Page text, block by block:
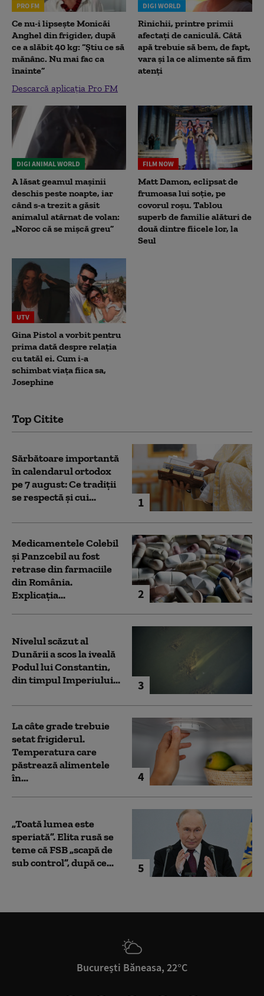
PRO FM
Ce nu-i lipsește Monicăi
Anghel din frigider, după
ce a slăbit 40 kg: “Știu ce să
mănânc. Nu mai fac ca
înainte”
Descarcă aplicația Pro FM
DIGI WORLD
Rinichii, printre primii
afectați de caniculă. Câtă
apă trebuie să bem, de fapt,
vara și la ce alimente să fim
atenți
DIGI ANIMAL WORLD
A lăsat geamul mașinii
deschis peste noapte, iar
când s-a trezit a găsit
animalul atârnat de volan:
„Noroc că se mișcă greu”
FILM NOW
Matt Damon, eclipsat de
frumoasa lui soție, pe
covorul roșu. Tablou
superb de familie alături de
două dintre fiicele lor, la
Seul
UTV
Gina Pistol a vorbit pentru
prima dată despre relația
cu tatăl ei. Cum i-a
schimbat viața fiica sa,
Josephine
Top Citite
1
Sărbătoare importantă
în calendarul ortodox
pe 7 august: Ce tradiții
se respectă și cui...
2
Medicamentele Colebil
și Panzcebil au fost
retrase din farmaciile
din România.
Explicația...
3
Nivelul scăzut al
Dunării a scos la iveală
Podul lui Constantin,
din timpul Imperiului...
4
La câte grade trebuie
setat frigiderul.
Temperatura care
păstrează alimentele
în...
5
„Toată lumea este
speriată”. Elita rusă se
teme că FSB „scapă de
sub control”, după ce...
București Băneasa, 22°C